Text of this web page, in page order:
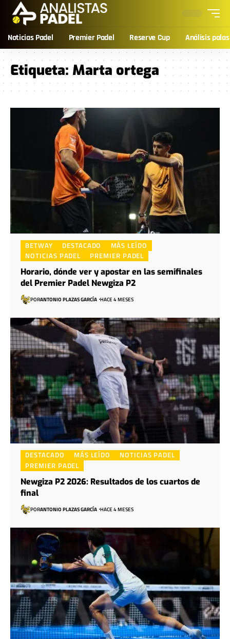
Noticias Padel Premier Padel Reserve Cup Análisis palas
Etiqueta: Marta ortega
BETWAY DESTACADO
MÁS LEÍDO
NOTICIAS PADEL
PREMIER PADEL
Horario, dónde ver y apostar en las semifinales
del Premier Padel Newgiza P2
PORANTONIO PLAZAS GARCÍA HACE 4 MESES
DESTACADO MÁS LEÍDO
NOTICIAS PADEL
PREMIER PADEL
Newgiza P2 2026: Resultados de los cuartos de
final
PORANTONIO PLAZAS GARCÍA HACE 4 MESES